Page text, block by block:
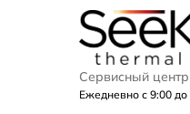
Сервисный
Ежедневно с 9:00 до